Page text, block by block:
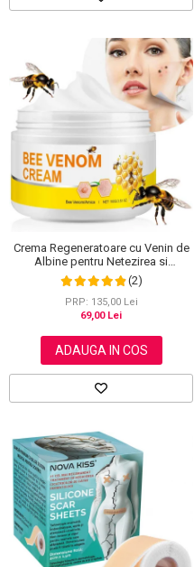
Crema Regeneratoare cu Venin de
Albine pentru Netezirea si
Reinoirea Pielii, 100 g
(2)
PRP: 135,00 Lei
69,00 Lei
ADAUGA IN COS